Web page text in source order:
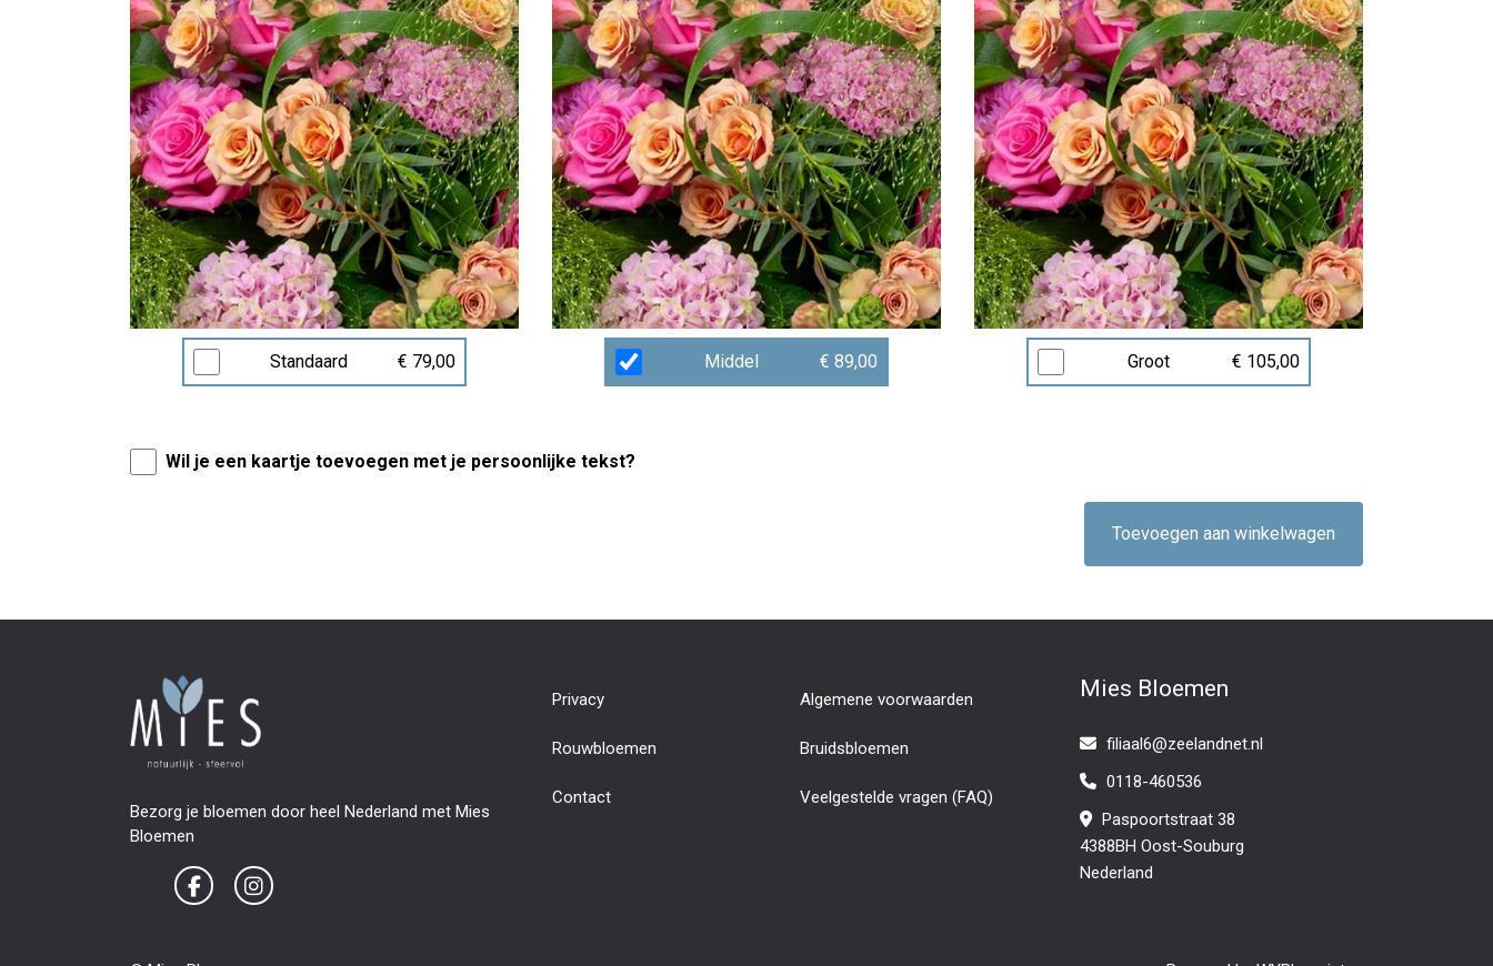
Standaard € 79,00 Middel € 89,00 Groot € 105,00
Wil je een kaartje toevoegen met je persoonlijke tekst?
Toevoegen aan winkelwagen
Bezorg je bloemen door heel Nederland met Mies
Bloemen
Privacy Algemene voorwaarden
Rouwbloemen Bruidsbloemen
Contact Veelgestelde vragen (FAQ)
Mies Bloemen
filiaal6@zeelandnet.nl
0118-460536
Paspoortstraat 38
4388BH Oost-Souburg
Nederland